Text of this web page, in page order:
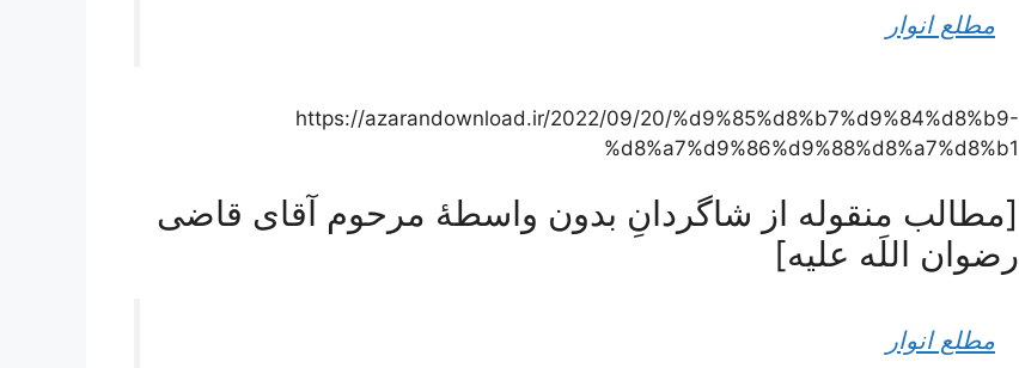
مطلع انوار
https://azarandownload.ir/2022/09/20/%d9%85%d8%b7%d9%84%d8%b9-
%d8%a7%d9%86%d9%88%d8%a7%d8%b1
[مطالب منقوله از شاگردانِ بدون واسطۀ مرحوم آقای قاضی
رضوان اللَه علیه]
مطلع انوار